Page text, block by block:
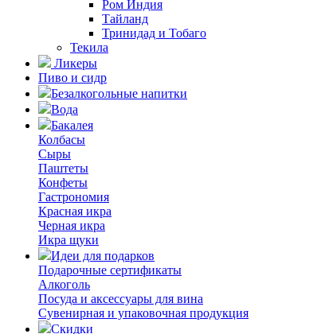
Ром Индия
Тайланд
Тринидад и Тобаго
Текила
Ликеры
Пиво и сидр
Безалкогольные напитки
Вода
Бакалея
Колбасы
Сыры
Паштеты
Конфеты
Гастрономия
Красная икра
Черная икра
Икра щуки
Идеи для подарков
Подарочные сертификаты
Алкоголь
Посуда и аксессуары для вина
Сувенирная и упаковочная продукция
Скидки